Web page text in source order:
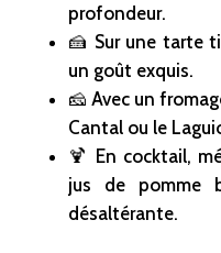
profondeur.
🍰 Sur une tarte
un goût exquis.
🧀 Avec un
Cantal ou le
🍹 En cocktail,
jus de pomme
désaltérante.